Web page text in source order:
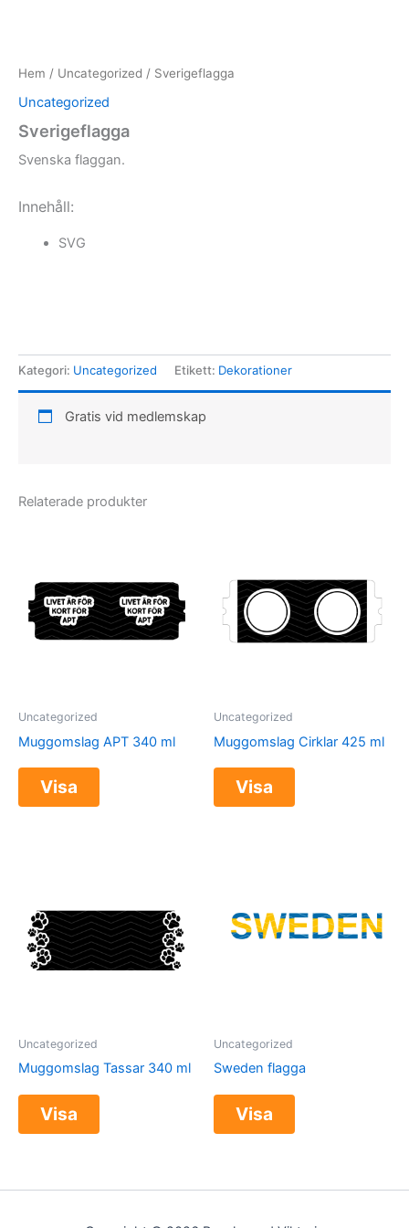
Hem / Uncategorized / Sverigeflagga
Uncategorized
Sverigeflagga
Svenska flaggan.
Innehåll:
SVG
Kategori: Uncategorized Etikett: Dekorationer
Gratis vid medlemskap
Relaterade produkter
Uncategorized
Muggomslag APT 340 ml
Visa
Uncategorized
Muggomslag Cirklar 425 ml
Visa
Uncategorized
Muggomslag Tassar 340 ml
Visa
Uncategorized
Sweden flagga
Visa